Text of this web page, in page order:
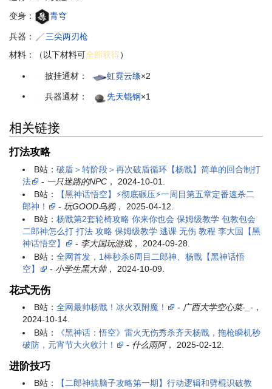
变身：
青穹
兵器：
三尖两刃枪
材料：（以下材料可全部获得）
披挂通材： 虹霓云绦×2
兵器通材： 先天锟钢×1
相关链接
打法攻略
B站：破盾＞转阶段＞再次破盾循环【杨戬】简单的回合制打
法
- 一只迷路的NPC ， 2024-10-01.
B站：
【黑神话悟空】⚡彻底碾压⚡一周目第五章定番速杀二
郎神！
-玩GOOD乌鸦， 2025-04-12.
B站：杨戬第2套轮椅攻略 你来你也会 保姆级教学 包教包会
二郎神怎么打 打法 攻略 保姆级教学 逃课 无伤 教程 李大国【黑
神话悟空】
- 李大国玩游戏， 2024-09-28.
B站：全网首发，1棒秒杀6周目二郎神、杨戬【黑神话悟
空】
- 小学生黑大帅， 2024-10-09.
花式无伤
B站：全网最帅杨戬！冰火双附魔！ - 广西大学空心菜-_- ，
2024-10-14.
B站：
《黑神话：悟空》雷火无伤秀杀齐天杨戬，拖枪瞬机秒
破防，元宵节大火收汁！
- 什么雨阿， 2025-02-12.
进阶技巧
B站：
【二郎神搞脑子攻略第一期】行动逻辑和劈棍识破教